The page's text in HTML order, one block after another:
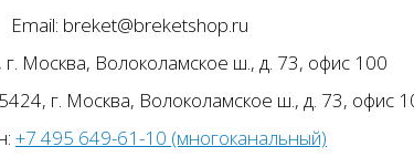
Email: breket@breketshop.ru
Москва, Волоколамское ш., д. 73, офис 100
г. Москва, Волоколамское ш., д. 73, офис
+7 495 649-61-10 (многоканальный)